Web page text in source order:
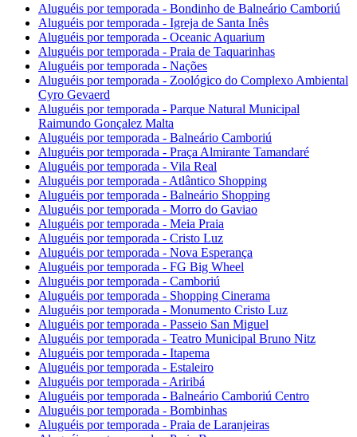
Aluguéis por temporada - Bondinho de Balneário Camboriú
Aluguéis por temporada - Igreja de Santa Inês
Aluguéis por temporada - Oceanic Aquarium
Aluguéis por temporada - Praia de Taquarinhas
Aluguéis por temporada - Nações
Aluguéis por temporada - Zoológico do Complexo Ambiental
Cyro Gevaerd
Aluguéis por temporada - Parque Natural Municipal
Raimundo Gonçalez Malta
Aluguéis por temporada - Balneário Camboriú
Aluguéis por temporada - Praça Almirante Tamandaré
Aluguéis por temporada - Vila Real
Aluguéis por temporada - Atlântico Shopping
Aluguéis por temporada - Balneário Shopping
Aluguéis por temporada - Morro do Gaviao
Aluguéis por temporada - Meia Praia
Aluguéis por temporada - Cristo Luz
Aluguéis por temporada - Nova Esperança
Aluguéis por temporada - FG Big Wheel
Aluguéis por temporada - Camboriú
Aluguéis por temporada - Shopping Cinerama
Aluguéis por temporada - Monumento Cristo Luz
Aluguéis por temporada - Passeio San Miguel
Aluguéis por temporada - Teatro Municipal Bruno Nitz
Aluguéis por temporada - Itapema
Aluguéis por temporada - Estaleiro
Aluguéis por temporada - Ariribá
Aluguéis por temporada - Balneário Camboriú Centro
Aluguéis por temporada - Bombinhas
Aluguéis por temporada - Praia de Laranjeiras